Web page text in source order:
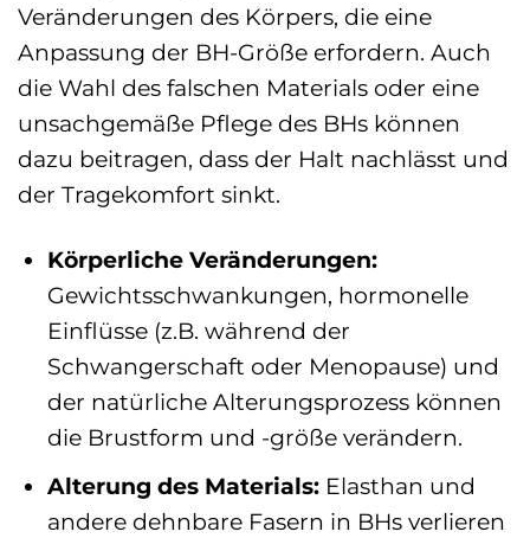
Veränderungen des Körpers, die eine
Anpassung der BH-Größe erfordern. Auch
die Wahl des falschen Materials oder eine
unsachgemäße Pflege des BHs können
dazu beitragen, dass der Halt nachlässt und
der Tragekomfort sinkt.
Körperliche Veränderungen:
Gewichtsschwankungen, hormonelle
Einflüsse (z.B. während der
Schwangerschaft oder Menopause) und
der natürliche Alterungsprozess können
die Brustform und -größe verändern.
Alterung des Materials:Elasthan und
andere dehnbare Fasern in BHs verlieren